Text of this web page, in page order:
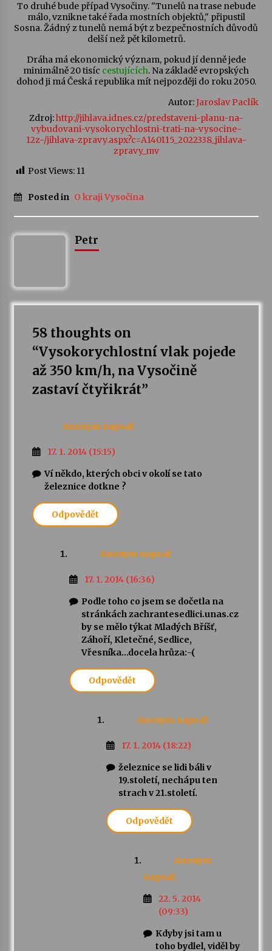
To druhé bude případ Vysočiny. "Tunelů na trase nebude
málo, vznikne také řada mostních objektů," připustil
Sosna. Žádný z tunelů nemá být z bezpečnostních důvodů
delší než pět kilometrů.
Dráha má ekonomický význam, pokud jí denně jede
minimálně 20 tisíc cestujících. Na základě evropských
dohod ji má Česká republika mít nejpozději do roku 2050.
Autor:Jaroslav Paclík
Zdroj:http://jihlava.idnes.cz/predstaveni-planu-na-
vybudovani-vysokorychlostni-trati-na-vysocine-
12z-/jihlava-zpravy.aspx?c=A140115_2022338_jihlava-
zpravy_mv
Post Views: 11
Posted in O kraji Vysočina
Petr
58 thoughts on
“Vysokorychlostní vlak pojede
až 350 km/h, na Vysočině
zastaví čtyřikrát”
Anonym napsal:
17. 1. 2014 (15:15)
Ví někdo, kterých obci v okolí se tato
železnice dotkne ?
Odpovědět
Anonym napsal:
17. 1. 2014 (16:36)
Podle toho co jsem se dočetla na
stránkách zachrantesedlici.unas.cz
by se mělo týkat Mladých Bříšť,
Záhoří, Kletečné, Sedlice,
Vřesníka…docela hrůza:-(
Odpovědět
Anonym napsal:
17. 1. 2014 (18:22)
železnice se lidi báli v
19.století, nechápu ten
strach v 21.století.
Odpovědět
Anonym
napsal:
22. 5. 2014
(09:33)
Kdyby jsi tam u
toho bydlel, viděl by